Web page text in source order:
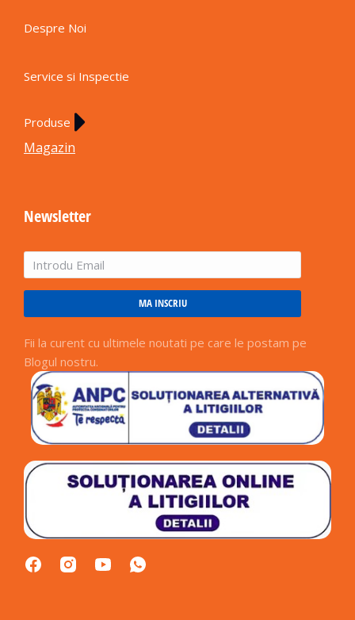
Despre Noi
Service si Inspectie
Produse
Magazin
Newsletter
MA INSCRIU
Fii la curent cu ultimele noutati pe care le postam pe
Blogul nostru.